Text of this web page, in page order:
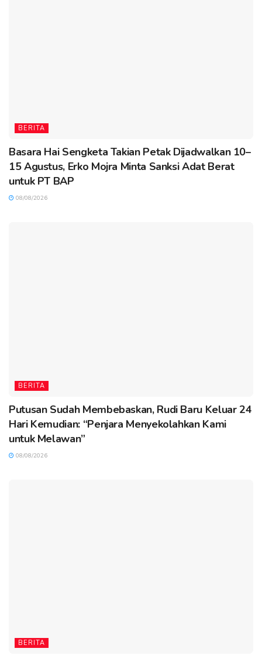
BERITA
Basara Hai Sengketa Takian Petak Dijadwalkan 10–
15 Agustus, Erko Mojra Minta Sanksi Adat Berat
untuk PT BAP
08/08/2026
BERITA
Putusan Sudah Membebaskan, Rudi Baru Keluar 24
Hari Kemudian: “Penjara Menyekolahkan Kami
untuk Melawan”
08/08/2026
BERITA